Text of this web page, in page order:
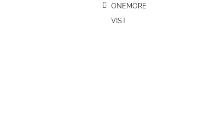
ONEMORE
VIST